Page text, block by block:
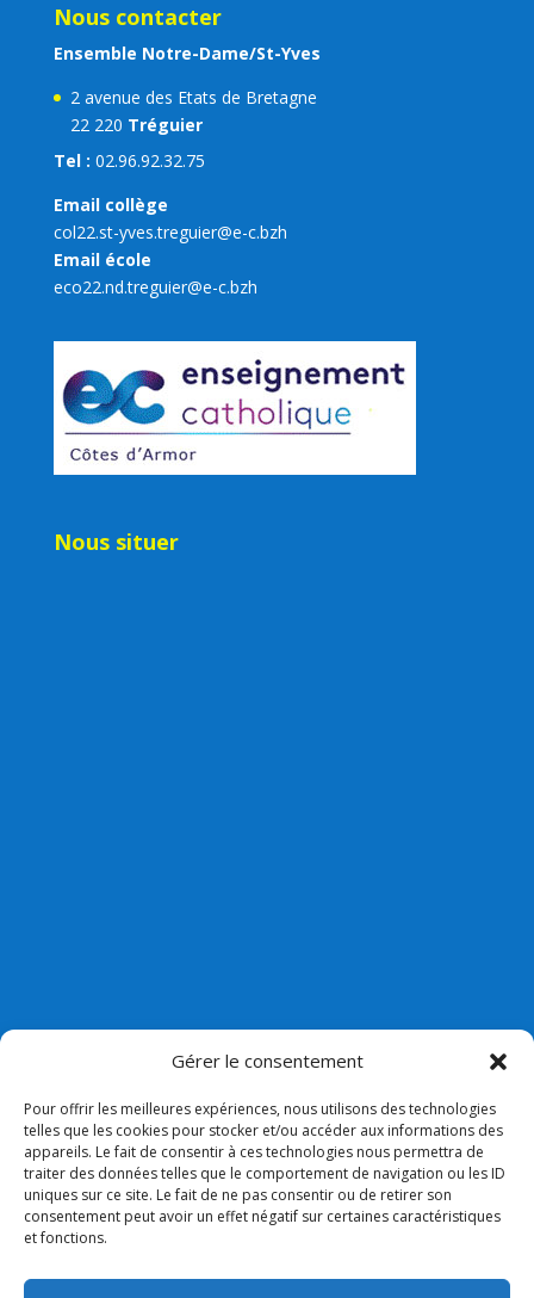
Gérer le consentement
Pour offrir les meilleures expériences, nous utilisons des technologies
telles que les cookies pour stocker et/ou accéder aux informations des
appareils. Le fait de consentir à ces technologies nous permettra de
traiter des données telles que le comportement de navigation ou les ID
uniques sur ce site. Le fait de ne pas consentir ou de retirer son
consentement peut avoir un effet négatif sur certaines caractéristiques
et fonctions.
Nous contacter
Ensemble Notre-Dame/St-Yves
2 avenue des Etats de Bretagne
22 220 Tréguier
Tel : 02.96.92.32.75
Email collège
col22.st-yves.treguier@e-c.bzh
Email école
eco22.nd.treguier@e-c.bzh
Nous situer
Nos liens
Lien admin
Mentions légales
Collège Bossuet Notre dame